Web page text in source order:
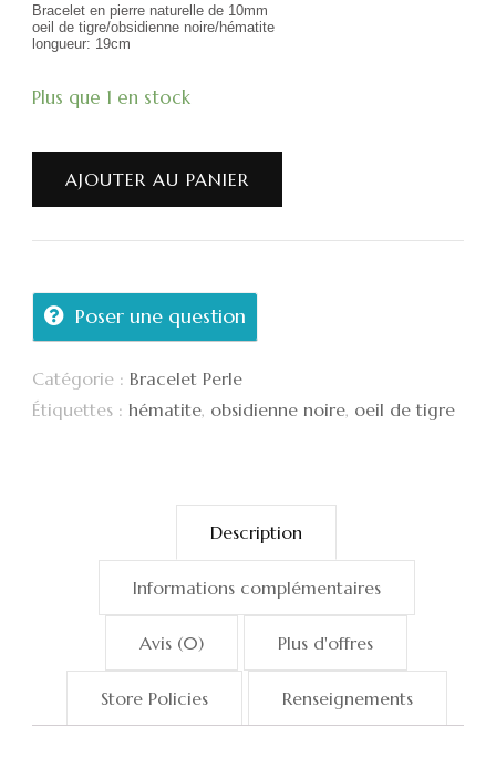
Bracelet en pierre naturelle de 10mm
oeil de tigre/obsidienne noire/hématite
longueur: 19cm
Plus que 1 en stock
AJOUTER AU PANIER
Poser une question
Catégorie : Bracelet Perle
Étiquettes : hématite, obsidienne noire, oeil de tigre
Description
Informations complémentaires
Avis (0) Plus d'offres
Store Policies Renseignements